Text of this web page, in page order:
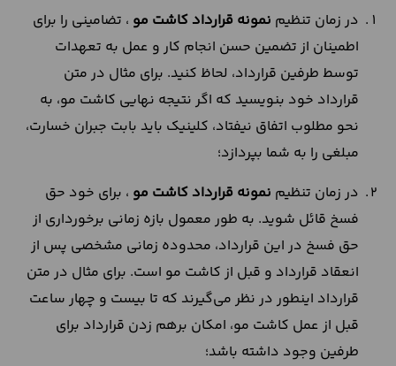
در زمان تنظیم نمونه قرارداد کاشت مو ، تضامینی را برای
اطمینان از تضمین حسن انجام کار و عمل به تعهدات
توسط طرفین قرارداد، لحاظ کنید. برای مثال در متن
قرارداد خود بنویسید که اگر نتیجه نهایی کاشت مو، به
نحو مطلوب اتفاق نیفتاد، کلینیک باید بابت جبران خسارت،
مبلغی را به شما بپردازد؛
در زمان تنظیم نمونه قرارداد کاشت مو ، برای خود حق
فسخ قائل شوید. به طور معمول بازه زمانی برخورداری از
حق فسخ در این قرارداد، محدوده زمانی مشخصی پس از
انعقاد قرارداد و قبل از کاشت مو است. برای مثال در متن
قرارداد اینطور در نظر می‌گیرند که تا بیست و چهار ساعت
قبل از عمل کاشت مو، امکان برهم زدن قرارداد برای
طرفین وجود داشته باشد؛